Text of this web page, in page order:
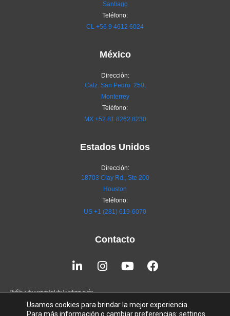
Santiago
Teléfono:
CL +56 9 4612 6024
México
Dirección:
Calz. San Pedro 250,
Monterrey
Teléfono:
MX +52 81 8262 8230
Estados Unidos
Dirección:
18703 Clay Rd., Ste 200
Houston
Teléfono:
US +1 (281) 619-6070
Contacto
Linkedin-
in
Instagram
YoutubeFacebook
Política de seguridad de la información
Terms of Service
Usamos cookies para brindar la mejor experiencia.
Para más información o cambiar preferencias: settings